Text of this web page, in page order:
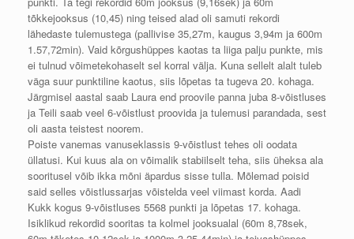
tõkkejooksus (10,45) ning teised alad oli samuti rekordi
lähedaste tulemustega (pallivise 35,27m, kaugus 3,94m ja 600m
1.57,72min). Vaid kõrgushüppes kaotas ta liiga palju punkte, mis
ei tulnud võimetekohaselt sel korral välja. Kuna sellelt alalt tuleb
väga suur punktiline kaotus, siis lõpetas ta tugeva 20. kohaga.
Järgmisel aastal saab Laura end proovile panna juba 8-võistluses
ja Teili saab veel 6-võistlust proovida ja tulemusi parandada, sest
oli aasta teistest noorem.
Poiste vanemas vanuseklassis 9-võistlust tehes oli oodata
üllatusi. Kui kuus ala on võimalik stabiilselt teha, siis üheksa ala
sooritusel võib ikka mõni äpardus sisse tulla. Mõlemad poisid
said selles võistlussarjas võistelda veel viimast korda. Aadi
Kukk kogus 9-võistluses 5568 punkti ja lõpetas 17. kohaga.
Isiklikud rekordid sooritas ta kolmel jooksualal (60m 8,78sek,